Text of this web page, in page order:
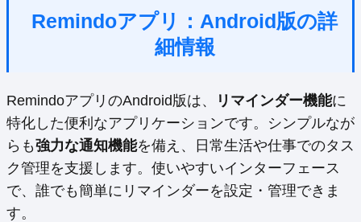
Remindoアプリ：Android版の詳
細情報
RemindoアプリのAndroid版は、 リマインダー機能に
特化した便利なアプリケーションです。シンプルなが
らも強力な通知機能を備え、日常生活や仕事でのタス
ク管理を支援します。使いやすいインターフェース
で、誰でも簡単にリマインダーを設定・管理できま
す。